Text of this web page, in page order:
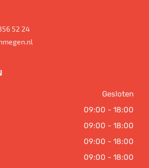
52 24
Gesloten
09:00 - 18:00
09:00 - 18:00
09:00 - 18:00
09:00 - 18:00